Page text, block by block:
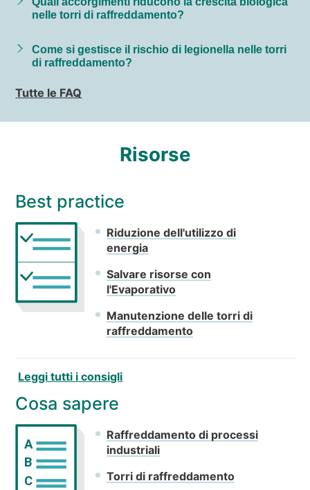
nelle torri di raffreddamento?
Come si gestisce il rischio di legionella nelle torri
di raffreddamento?
Tutte le FAQ
Risorse
Best practice
Riduzione dell'utilizzo di
energia
Salvare risorse con
l'Evaporativo
Manutenzione delle torri di
raffreddamento
Leggi tutti i consigli
Cosa sapere
A
B
C
Raffreddamento di processi
industriali
Torri di raffreddamento